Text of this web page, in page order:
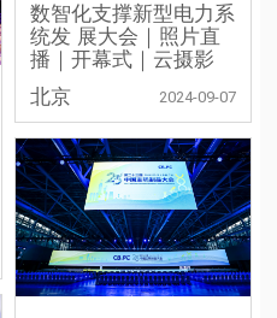
数智化支撑新型电力系
统发 展大会｜照片直
播｜开幕式｜云摄影
北京
2024-09-07